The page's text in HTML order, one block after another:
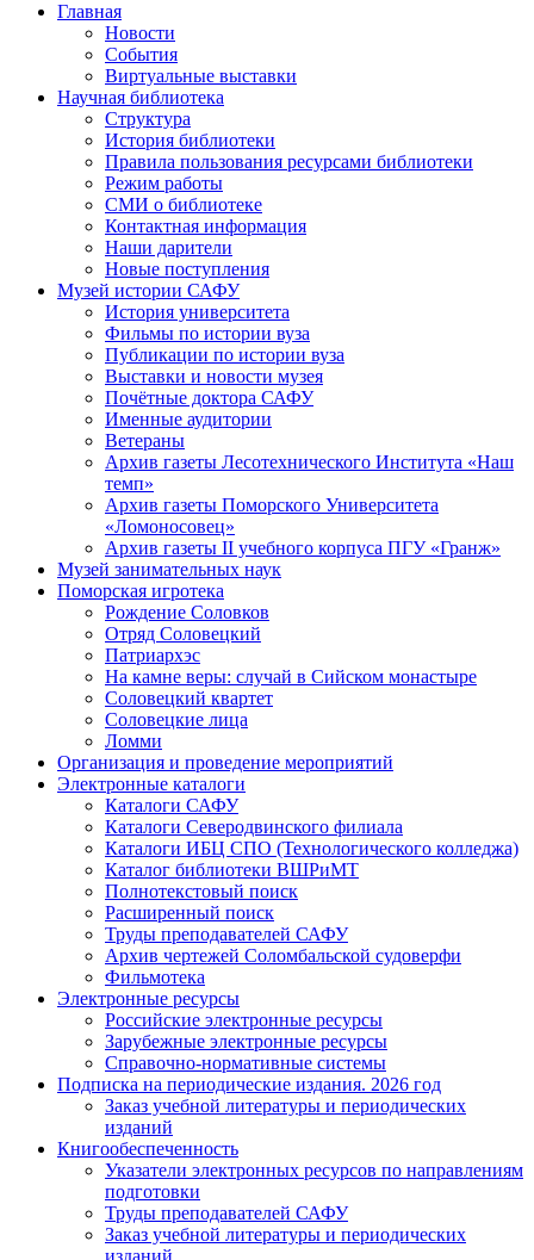
Главная
Новости
События
Виртуальные выставки
Научная библиотека
Структура
История библиотеки
Правила пользования ресурсами библиотеки
Режим работы
СМИ о библиотеке
Контактная информация
Наши дарители
Новые поступления
Музей истории САФУ
История университета
Фильмы по истории вуза
Публикации по истории вуза
Выставки и новости музея
Почётные доктора САФУ
Именные аудитории
Ветераны
Архив газеты Лесотехнического Института «Наш
темп»
Архив газеты Поморского Университета
«Ломоносовец»
Архив газеты II учебного корпуса ПГУ «Гранж»
Музей занимательных наук
Поморская игротека
Рождение Соловков
Отряд Соловецкий
Патриархэс
На камне веры: случай в Сийском монастыре
Соловецкий квартет
Соловецкие лица
Ломми
Организация и проведение мероприятий
Электронные каталоги
Каталоги САФУ
Каталоги Северодвинского филиала
Каталоги ИБЦ СПО (Технологического колледжа)
Каталог библиотеки ВШРиМТ
Полнотекстовый поиск
Расширенный поиск
Труды преподавателей САФУ
Архив чертежей Соломбальской судоверфи
Фильмотека
Электронные ресурсы
Российские электронные ресурсы
Зарубежные электронные ресурсы
Справочно-нормативные системы
Подписка на периодические издания. 2026 год
Заказ учебной литературы и периодических
изданий
Книгообеспеченность
Указатели электронных ресурсов по направлениям
подготовки
Труды преподавателей САФУ
Заказ учебной литературы и периодических